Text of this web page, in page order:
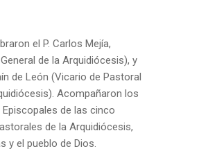
el P. Carlos Mejía,
de la Arquidiócesis), y
de León (Vicario de Pastoral
Acompañaron los
de las cinco
de la Arquidiócesis,
y el pueblo de Dios.